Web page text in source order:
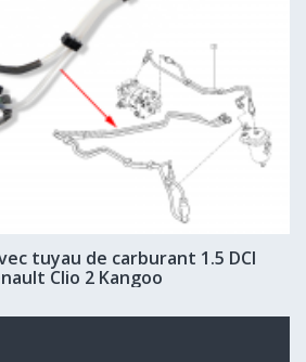
tuyau de carburant 1.5 DCI
Clio 2 Kangoo